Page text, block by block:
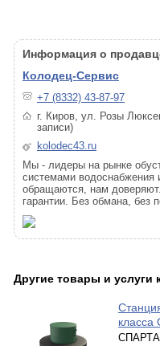
Информация о
Колодец-Сервис
+7 (8332) 43-87-97
г. Киров, ул. Розы
записи)
kolodec43.ru
Мы - лидеры на рынке
системами водоснабжения
обращаются, нам
гарантии. Без обмана, без
Другие товары и услуги
СПАРТА-